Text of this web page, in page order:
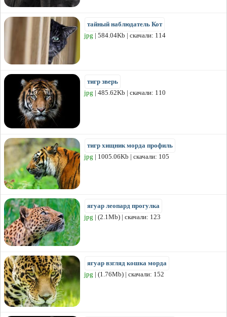
тайный наблюдатель Кот
jpg | 584.04Kb | скачали: 114
тигр зверь
jpg | 485.62Kb | скачали: 110
тигр хищник морда профиль
jpg | 1005.06Kb | скачали: 105
ягуар леопард прогулка
jpg | (2.1Mb) | скачали: 123
ягуар взгляд кошка морда
jpg | (1.76Mb) | скачали: 152